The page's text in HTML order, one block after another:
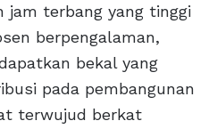
jam terbang yang tinggi
berpengalaman,
bekal yang
pada pembangunan
terwujud berkat